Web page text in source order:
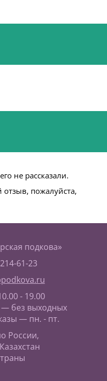
не рассказали.
отзыв, пожалуйста,
подкова»
61-23
- 19.00
без выходных
— пн. - пт.
России,